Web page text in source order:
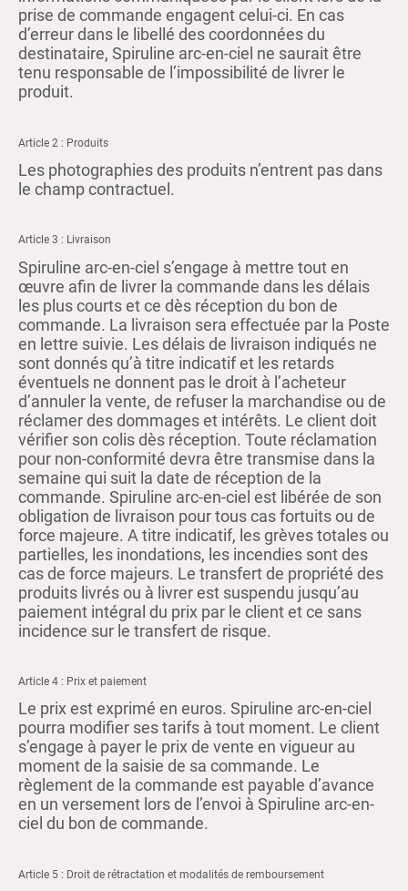
prise de commande engagent celui-ci. En cas
d’erreur dans le libellé des coordonnées du
destinataire, Spiruline arc-en-ciel ne saurait être
tenu responsable de l’impossibilité de livrer le
produit.
Article 2 : Produits
Les photographies des produits n’entrent pas dans
le champ contractuel.
Article 3 : Livraison
Spiruline arc-en-ciel s’engage à mettre tout en
œuvre afin de livrer la commande dans les délais
les plus courts et ce dès réception du bon de
commande. La livraison sera effectuée par la Poste
en lettre suivie. Les délais de livraison indiqués ne
sont donnés qu’à titre indicatif et les retards
éventuels ne donnent pas le droit à l’acheteur
d’annuler la vente, de refuser la marchandise ou de
réclamer des dommages et intérêts. Le client doit
vérifier son colis dès réception. Toute réclamation
pour non-conformité devra être transmise dans la
semaine qui suit la date de réception de la
commande. Spiruline arc-en-ciel est libérée de son
obligation de livraison pour tous cas fortuits ou de
force majeure. A titre indicatif, les grèves totales ou
partielles, les inondations, les incendies sont des
cas de force majeurs. Le transfert de propriété des
produits livrés ou à livrer est suspendu jusqu’au
paiement intégral du prix par le client et ce sans
incidence sur le transfert de risque.
Article 4 : Prix et paiement
Le prix est exprimé en euros. Spiruline arc-en-ciel
pourra modifier ses tarifs à tout moment. Le client
s’engage à payer le prix de vente en vigueur au
moment de la saisie de sa commande. Le
règlement de la commande est payable d’avance
en un versement lors de l’envoi à Spiruline arc-en-
ciel du bon de commande.
Article 5 : Droit de rétractation et modalités de remboursement